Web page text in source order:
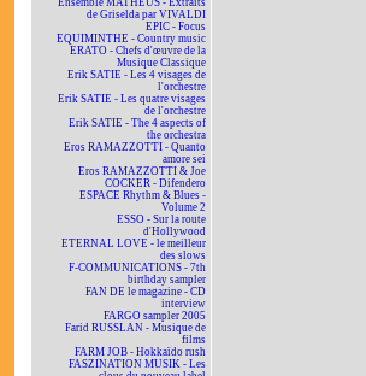
Ensemble MATHEUS - Extraits
de Griselda par VIVALDI
EPIC - Focus
EQUIMINTHE - Country music
ERATO - Chefs d'œuvre de la
Musique Classique
Erik SATIE - Les 4 visages de
l'orchestre
Erik SATIE - Les quatre visages
de l'orchestre
Erik SATIE - The 4 aspects of
the orchestra
Eros RAMAZZOTTI - Quanto
amore sei
Eros RAMAZZOTTI & Joe
COCKER - Difendero
ESPACE Rhythm & Blues -
Volume 2
ESSO - Sur la route
d'Hollywood
ETERNAL LOVE - le meilleur
des slows
F-COMMUNICATIONS - 7th
birthday sampler
FAN DE le magazine - CD
interview
FARGO sampler 2005
Farid RUSSLAN - Musique de
films
FARM JOB - Hokkaïdo rush
FASZINATION MUSIK - Les